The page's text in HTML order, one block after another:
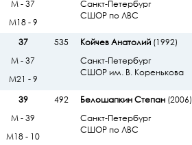
Санкт-Петербург
СШОР по ЛВС
М - 37
М18 - 9
37
535 Койчев Анатолий(1992)
Санкт-Петербург
СШОР им. В. Коренькова
М - 37
М21 - 9
39
492 Белошапкин Степан(2006)
Санкт-Петербург
СШОР по ЛВС
М - 39
М18 - 10